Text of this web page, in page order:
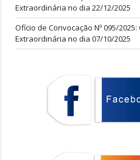
Extraordinária no dia 22/12/2025
Ofício de Convocação Nº 095/
Extraordinária no dia 07/10/2025